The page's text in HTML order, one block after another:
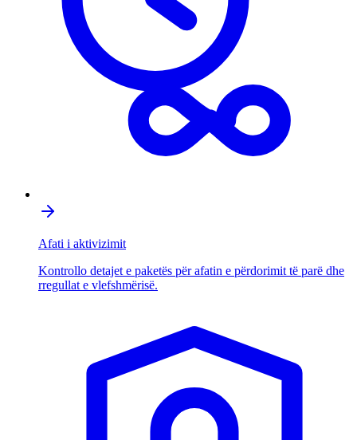
Afati i aktivizimit
Kontrollo detajet e paketës për afatin e përdorimit të parë dhe
rregullat e vlefshmërisë.